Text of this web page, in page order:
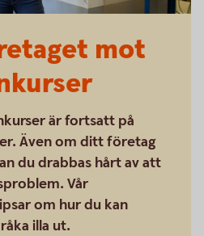
mot
är fortsatt på
Även om ditt företag
du drabbas hårt av att
Vår
om hur du kan
illa ut.